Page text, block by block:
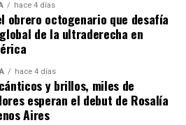
hace 4 días
obrero octogenario que desafía
de la ultraderecha en
hace 4 días
y brillos, miles de
esperan el debut de Rosalía
Aires